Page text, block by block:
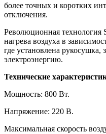
более точных и коротких
отключения.
Революционная технология
нагрева воздуха в
где установлена рукосушка,
электроэнергию.
Технические
Мощность: 800 Вт.
Напряжение: 220 В.
Максимальная скорость